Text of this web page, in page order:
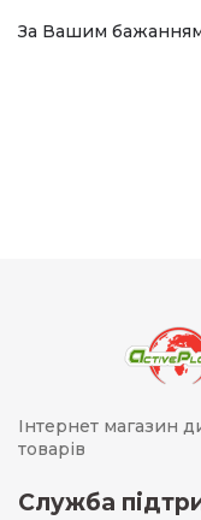
За Вашим бажанням
Інтернет магазин
товарів
Служба